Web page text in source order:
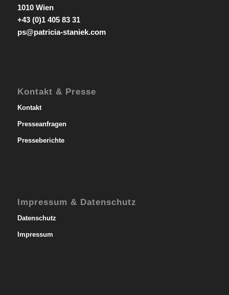
1010 Wien
+43 (0)1 405 83 31
ps@patricia-staniek.com
Kontakt & Presse
Kontakt
Presseanfragen
Presseberichte
Impressum & Datenschutz
Datenschutz
Impressum